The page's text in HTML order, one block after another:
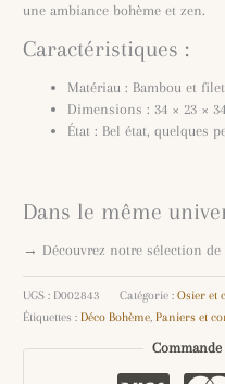
une ambiance bohème et zen.
Caractéristiques :
Matériau : Bambou et filet
Dimensions : 34 × 23 ×
État : Bel état, quelques
Dans le même
→ Découvrez notre sélection de
UGS : D002843 Catégorie :Osier et
Étiquettes :Déco Bohème ,Paniers et